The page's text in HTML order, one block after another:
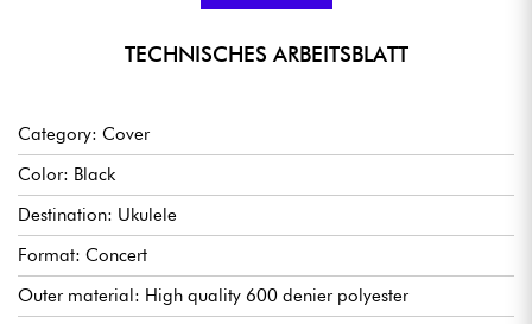
TECHNISCHES ARBEITSBLATT
Category: Cover
Color: Black
Destination: Ukulele
Format: Concert
Outer material: High quality 600 denier polyester